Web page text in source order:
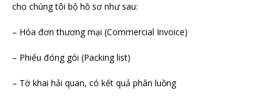
cho chúng tôi bộ hồ sơ như sau:
– Hóa đơn thương mại (Commercial Invoice)
– Phiếu đóng gói (Packing list)
– Tờ khai hải quan, có kết quả phân luồng